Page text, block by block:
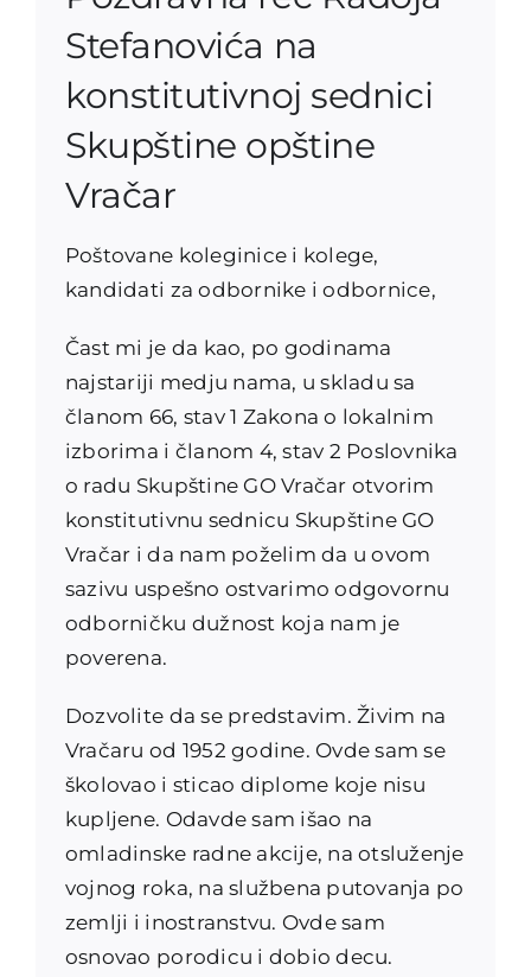
Stefanovića na
konstitutivnoj sednici
Skupštine opštine
Vračar
Poštovane koleginice i kolege,
kandidati za odbornike i odbornice,
Čast mi je da kao, po godinama
najstariji medju nama, u skladu sa
članom 66, stav 1 Zakona o lokalnim
izborima i članom 4, stav 2 Poslovnika
o radu Skupštine GO Vračar otvorim
konstitutivnu sednicu Skupštine GO
Vračar i da nam poželim da u ovom
sazivu uspešno ostvarimo odgovornu
odborničku dužnost koja nam je
poverena.
Dozvolite da se predstavim. Živim na
Vračaru od 1952 godine. Ovde sam se
školovao i sticao diplome koje nisu
kupljene. Odavde sam išao na
omladinske radne akcije, na otsluženje
vojnog roka, na službena putovanja po
zemlji i inostranstvu. Ovde sam
osnovao porodicu i dobio decu.